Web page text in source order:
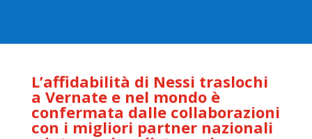
L’affidabilità di Nessi traslochi
a Vernate e nel mondo è
confermata dalle collaborazioni
con i migliori partner nazionali